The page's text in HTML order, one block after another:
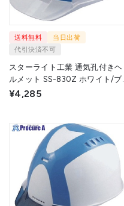
送料無料
当日出荷
代引決済不可
スターライト工業 通気孔付きヘ
ルメット SS-830Z ホワイト/ブ
ルー FS-830-ZZ W/B 1個 ▼715-
¥4,285